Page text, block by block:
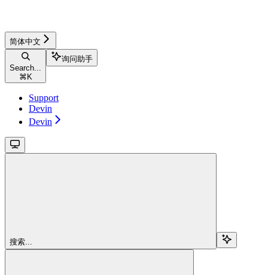
简体中文
Search...
⌘ K
询问助手
Support
Devin
Devin
搜索...